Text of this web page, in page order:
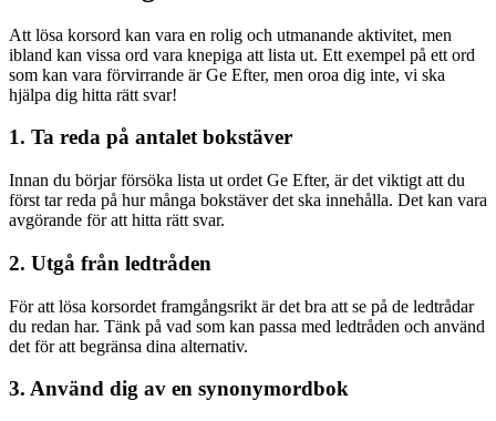
Att lösa korsord kan vara en rolig och utmanande aktivitet, men
ibland kan vissa ord vara knepiga att lista ut. Ett exempel på ett ord
som kan vara förvirrande är Ge Efter, men oroa dig inte, vi ska
hjälpa dig hitta rätt svar!
1. Ta reda på antalet bokstäver
Innan du börjar försöka lista ut ordet Ge Efter, är det viktigt att du
först tar reda på hur många bokstäver det ska innehålla. Det kan vara
avgörande för att hitta rätt svar.
2. Utgå från ledtråden
För att lösa korsordet framgångsrikt är det bra att se på de ledtrådar
du redan har. Tänk på vad som kan passa med ledtråden och använd
det för att begränsa dina alternativ.
3. Använd dig av en synonymordbok